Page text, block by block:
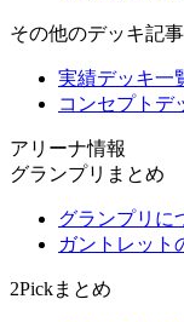
その他のデッキ記事
実績デッキ一
コンセプトデ
アリーナ情報
グランプリまとめ
グランプリに
ガントレット
2Pickまとめ